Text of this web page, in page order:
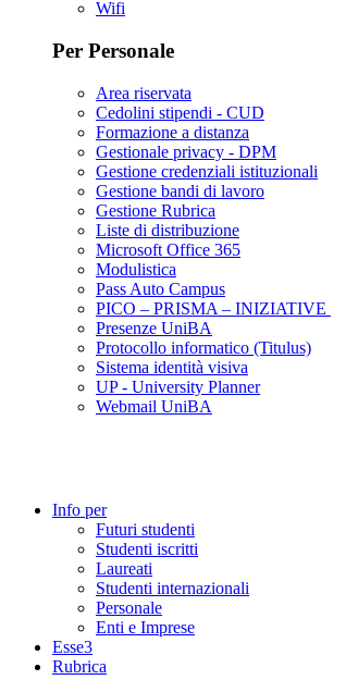
Wifi
Per Personale
Area riservata
Cedolini stipendi - CUD
Formazione a distanza
Gestionale privacy - DPM
Gestione credenziali istituzionali
Gestione bandi di lavoro
Gestione Rubrica
Liste di distribuzione
Microsoft Office 365
Modulistica
Pass Auto Campus
PICO – PRISMA – INIZIATIVE
Presenze UniBA
Protocollo informatico (Titulus)
Sistema identità visiva
UP - University Planner
Webmail UniBA
Info per
Futuri studenti
Studenti iscritti
Laureati
Studenti internazionali
Personale
Enti e Imprese
Esse3
Rubrica